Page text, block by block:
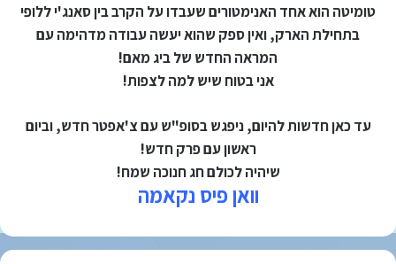
טומיטה הוא אחד האנימטורים שעבדו על הקרב בין סאנג'י ללופי
בתחילת הארק, ואין ספק שהוא יעשה עבודה מדהימה עם
המראה החדש של ביג מאם!
אני בטוח שיש למה לצפות!
עד כאן חדשות להיום, ניפגש בסופ"ש עם צ'אפטר חדש, וביום
ראשון עם פרק חדש!
שיהיה לכולם חג חנוכה שמח!
וואן פיס נקאמה